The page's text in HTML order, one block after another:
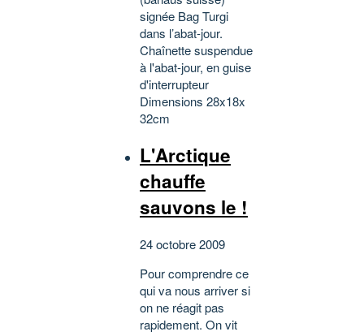
signée Bag Turgi
dans l’abat-jour.
Chaînette suspendue
à l'abat-jour, en guise
d'interrupteur
Dimensions 28x18x
32cm
L'Arctique
chauffe
sauvons le !
24 octobre 2009
Pour comprendre ce
qui va nous arriver si
on ne réagit pas
rapidement. On vit